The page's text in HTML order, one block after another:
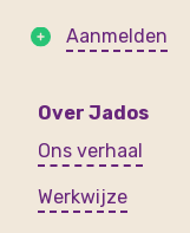
Aanmelden
Over Jados
Ons verhaal
Werkwijze